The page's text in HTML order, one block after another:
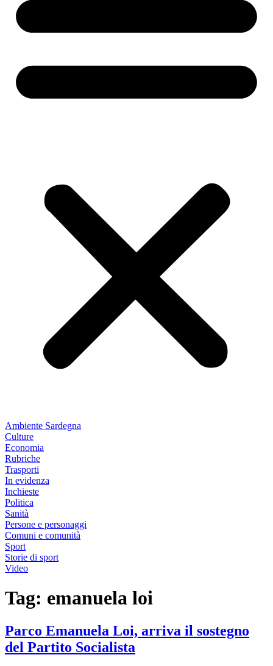
Ambiente Sardegna
Culture
Economia
Rubriche
Trasporti
In evidenza
Inchieste
Politica
Sanità
Persone e personaggi
Comuni e comunità
Sport
Storie di sport
Video
Tag: emanuela loi
Parco Emanuela Loi, arriva il sostegno
del Partito Socialista